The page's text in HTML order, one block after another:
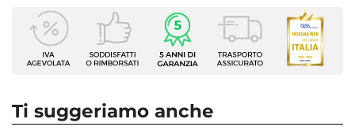
accresce la luminosità e la profondità del bagno.
Caratteristiche Mobile
Larghezza
84,8 cm
Altezza
Ti suggeriamo anche